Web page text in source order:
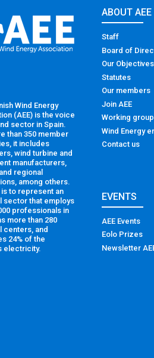
Wind Energy
(AEE) is the voice
sector in Spain.
than 350 member
it includes
wind turbine and
manufacturers,
regional
among others.
is to represent an
sector that employs
professionals in
more than 280
centers, and
24% of the
electricity.
ABOUT AEE
Staff
Board of
Our Objectives
Statutes
Our members
Join AEE
Working
Wind Energy
Contact us
EVENTS
AEE Events
Eolo Prizes
Newsletter